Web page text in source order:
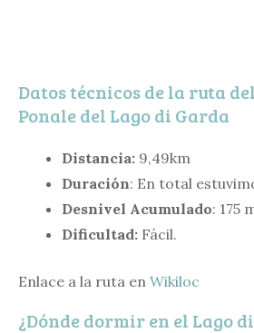
Datos técnicos de la ruta
Ponale del Lago di Garda
Distancia: 9,49km
Duración: En total
Desnivel Acumulado: 175
Dificultad: Fácil.
Enlace a la ruta en Wikiloc
¿Dónde dormir en el Lago